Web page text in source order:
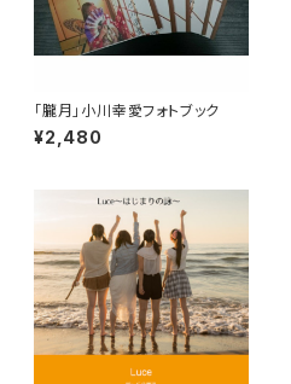
「朧月」小川幸愛フォトブック
¥2,480